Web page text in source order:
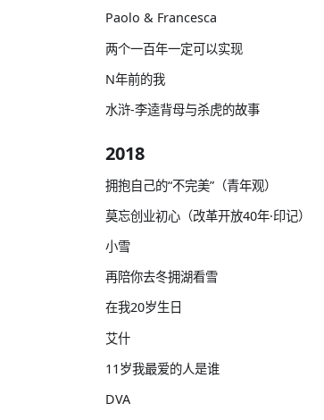
Paolo & Francesca
两个一百年一定可以实现
N年前的我
水浒-李逵背母与杀虎的故事
2018
拥抱自己的“不完美”（青年观）
莫忘创业初心（改革开放40年·印记）
小雪
再陪你去冬拥湖看雪
在我20岁生日
艾什
11岁我最爱的人是谁
DVA